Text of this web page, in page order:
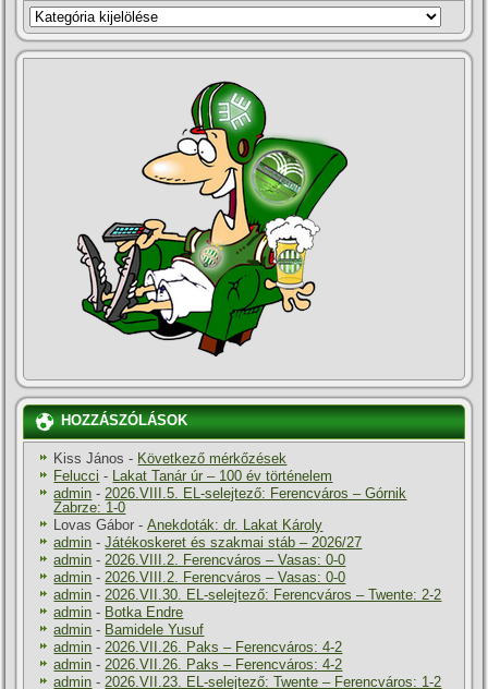
KATEGÓRIÁK
HOZZÁSZÓLÁSOK
Kiss János - Következő mérkőzések
Felucci -
Lakat Tanár úr – 100 év történelem
admin - 2026.VIII.5. EL-selejtező: Ferencváros – Górnik
Zabrze: 1-0
Lovas Gábor -Anekdoták: dr. Lakat Károly
admin -Játékoskeret és szakmai stáb – 2026/27
admin - 2026.VIII.2. Ferencváros – Vasas: 0-0
admin - 2026.VIII.2. Ferencváros – Vasas: 0-0
admin - 2026.VII.30. EL-selejtező: Ferencváros – Twente: 2-2
admin - Botka Endre
admin - Bamidele Yusuf
admin - 2026.VII.26. Paks – Ferencváros: 4-2
admin - 2026.VII.26. Paks – Ferencváros: 4-2
admin - 2026.VII.23. EL-selejtező: Twente – Ferencváros: 1-2